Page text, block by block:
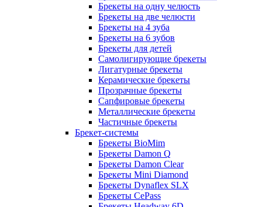
Брекеты на одну челюсть
Брекеты на две челюсти
Брекеты на 4 зуба
Брекеты на 6 зубов
Брекеты для детей
Самолигирующие брекеты
Лигатурные брекеты
Керамические брекеты
Прозрачные брекеты
Сапфировые брекеты
Металлические брекеты
Частичные брекеты
Брекет-системы
Брекеты BioMim
Брекеты Damon Q
Брекеты Damon Clear
Брекеты Mini Diamond
Брекеты Dynaflex SLX
Брекеты CePass